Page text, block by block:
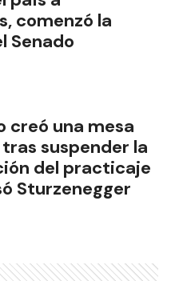
comenzó la
Senado
creó una mesa
suspender la
del practicaje
Sturzenegger